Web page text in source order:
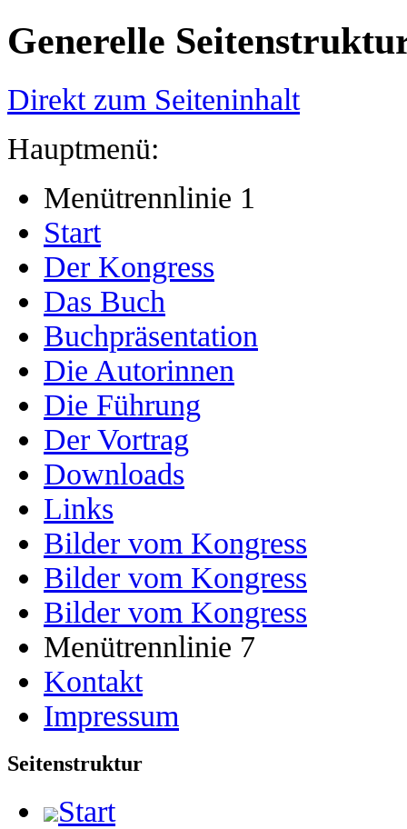
Generelle
Direkt zum Seiteninhalt
Hauptmenü:
Menütrennlinie 1
Start
Der Kongress
Das Buch
Buchpräsentation
Die Autorinnen
Die Führung
Der Vortrag
Downloads
Links
Bilder vom Kongress
Bilder vom Kongress
Bilder vom Kongress
Menütrennlinie 7
Kontakt
Impressum
Seitenstruktur
Start